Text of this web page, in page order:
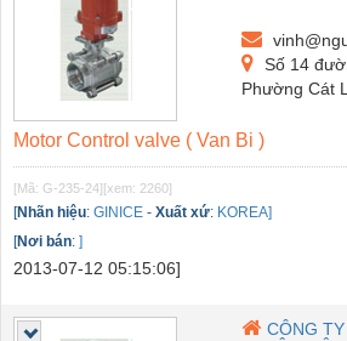
Số 14
Phường Cát
Motor Control valve ( Van Bi )
[Mã: G-235-24][xem: 2260]
[Nhãn hiệu: GINICE - Xuất xứ: KOREA]
[Nơi bán: ]
2013-07-12 05:15:06]
CÔNG